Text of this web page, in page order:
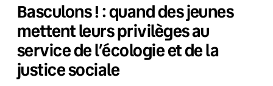
Basculons ! : quand des jeunes
mettent leurs privilèges au
service de l’écologie et de la
justice sociale